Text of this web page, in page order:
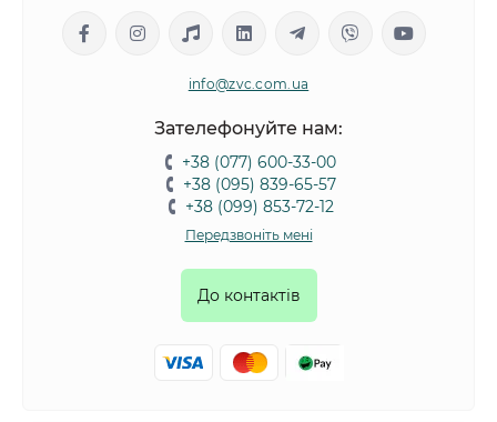
info@zvc.com.ua
Зателефонуйте нам:
+38 (077) 600-33-00
+38 (095) 839-65-57
+38 (099) 853-72-12
Передзвоніть мені
До контактів